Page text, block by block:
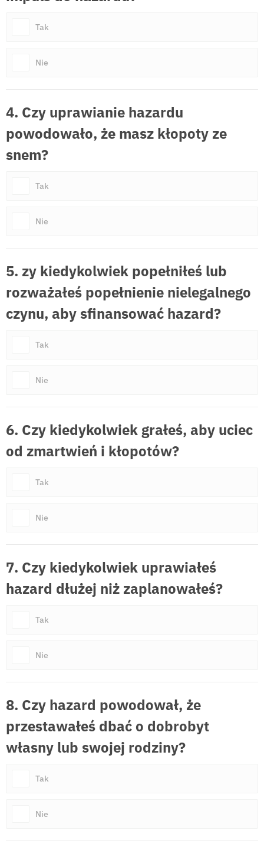
Tak
Nie
4. Czy uprawianie hazardu
powodowało, że masz kłopoty ze
snem?
Tak
Nie
5. zy kiedykolwiek popełniłeś lub
rozważałeś popełnienie nielegalnego
czynu, aby sfinansować hazard?
Tak
Nie
6. Czy kiedykolwiek grałeś, aby uciec
od zmartwień i kłopotów?
Tak
Nie
7. Czy kiedykolwiek uprawiałeś
hazard dłużej niż zaplanowałeś?
Tak
Nie
8. Czy hazard powodował, że
przestawałeś dbać o dobrobyt
własny lub swojej rodziny?
Tak
Nie